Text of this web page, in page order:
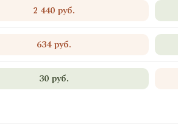
2 440 руб.
634 руб.
30 руб.